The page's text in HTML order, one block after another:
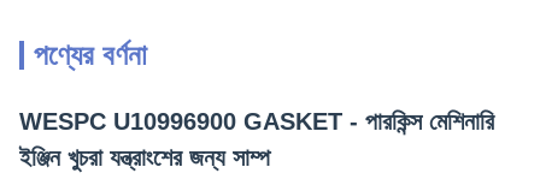
পণ্যের বর্ণনা
WESPC U10996900 GASKET - পারকিন্স মেশিনারি
ইঞ্জিন খুচরা যন্ত্রাংশের জন্য সাম্প